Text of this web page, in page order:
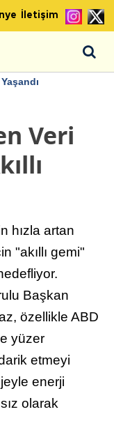
İletişim
Veri
hızla artan
"akıllı gemi"
Başkan
özellikle ABD
yüzer
etmeyi
enerji
olarak